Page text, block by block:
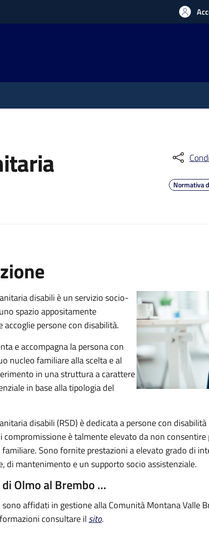
Normativa
disabili è un servizio socio-
spazio appositamente
persone con disabilità.
e accompagna la persona con
nucleo familiare alla scelta e al
in una struttura a carattere
in base alla tipologia del
disabili (RSD) è dedicata a persone con
compromissione è talmente elevato da non consentire
Sono fornite prestazioni a elevato grado di
di mantenimento e un supporto socio assistenziale.
di Olmo al Brembo …
sono affidati in gestione alla Comunità Montana Valle
consultare il sito.